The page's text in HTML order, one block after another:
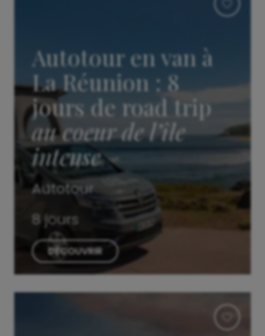
Autotour en van à
La Réunion : 8
jours de road trip
au coeur de l’île
intense
Autotour
8 jours
DÉCOUVRIR